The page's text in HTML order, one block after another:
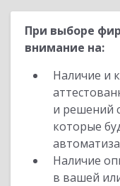
При выборе
внимание на:
Наличие и
и решений
которые
Наличие
в вашей